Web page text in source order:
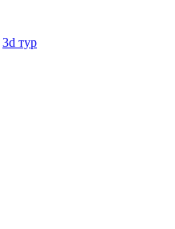
3d тур